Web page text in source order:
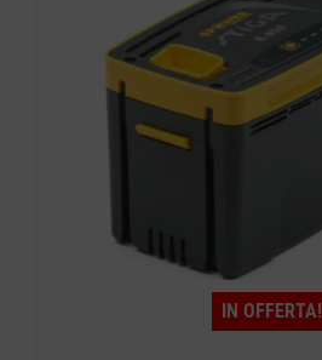
IN OFFERTA!